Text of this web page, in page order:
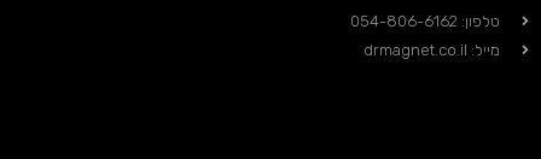
טלפון: 054-806-6162
מייל: drmagnet.co.il